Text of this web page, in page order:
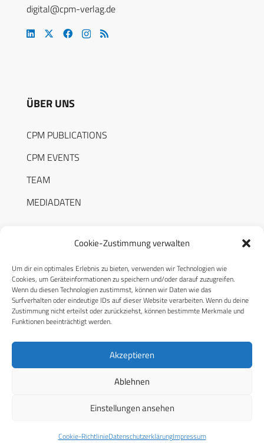
Cookie-Zustimmung verwalten
Um dir ein optimales Erlebnis zu bieten, verwenden wir Technologien wie
Cookies, um Geräteinformationen zu speichern und/oder darauf zuzugreifen.
Wenn du diesen Technologien zustimmst, können wir Daten wie das
Surfverhalten oder eindeutige IDs auf dieser Website verarbeiten. Wenn du deine
Zustimmung nicht erteilst oder zurückziehst, können bestimmte Merkmale und
Funktionen beeinträchtigt werden.
Akzeptieren
Ablehnen
Einstellungen ansehen
Cookie-RichtlinieDatenschutzerklärungImpressum
digital@cpm-verlag.de
ÜBER UNS
CPM PUBLICATIONS
CPM EVENTS
TEAM
MEDIADATEN
RECHTLICHES
Datenschutzerklärung
Cookie-Richtlinie (EU)
© 2026 CPM GmbH – Alle Rechte vorbehalten